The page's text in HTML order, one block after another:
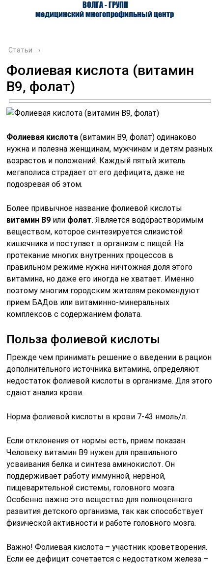
ВОЛГА - ГРУПП
медицинский многопрофильный центр
О ЦЕНТРЕ
Статьи ›
Фолиевая кислота (витамин
B9, фолат)
Фолиевая кислота (витамин B9, фолат) одинаково
нужна и полезна женщинам, мужчинам и детям разных
возрастов и положений. Каждый пятый житель
мегаполиса страдает от его дефицита, даже не
подозревая об этом.
Более привычное название фолиевой кислоты
витамин B9 или фолат. Является водорастворимым
веществом, которое синтезируется слизистой
кишечника и поступает в организм с пищей. На
протекание многих внутренних процессов в
правильном режиме нужна ничтожная доля этого
витамина, но даже его иногда не хватает. Именно
поэтому многим городским жителям рекомендуют
прием БАДов или витаминно-минеральных
комплексов с содержанием фолата.
Польза фолиевой кислоты
Прежде чем принимать решение о введении в рацион
дополнительного источника витамина, определяют
недостаток фолиевой кислоты в организме. Для этого
сдают анализ крови.
Норма фолиевой кислоты в крови 7-43 нмоль/л.
Если отклонения от нормы есть, прием показан.
Человеку витамин B9 нужен для правильного
усваивания белка и синтеза аминокислот. Он
поддерживает работу иммунной, нервной,
пищеварительной системы, головного мозга.
Особенно важно это вещество для полноценного
развития детского организма, так как способствует
физической активности и работе головного мозга.
Важно! Фолиевая кислота – участник кроветворения.
Если ее дефицит сочетается с недостатком железа –